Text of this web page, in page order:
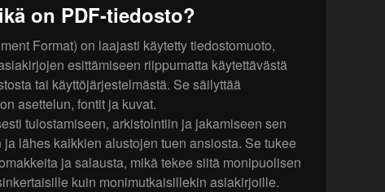
on PDF-tiedosto?
Format) on laajasti käytetty tiedostomuoto,
esittämiseen riippumatta käytettävästä
tai käyttöjärjestelmästä. Se säilyttää
asettelun, fontit ja kuvat.
tulostamiseen, arkistointiin ja jakamiseen sen
lähes kaikkien alustojen tuen ansiosta. Se tukee
ja salausta, mikä tekee siitä monipuolisen
kuin monimutkaisillekin asiakirjoille.